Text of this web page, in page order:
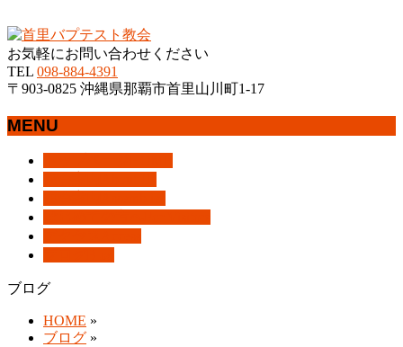
お気軽にお問い合わせください
TEL 098-884-4391
〒903-0825 沖縄県那覇市首里山川町1-17
MENU
す
ブログ
HOME »
ブログ »